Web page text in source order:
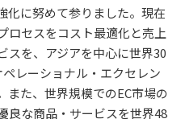
化に努めて参りました。現在
ロセスをコスト最適化と売上
スを、アジアを中心に世界30
レーショナル・エクセレン
また、世界規模でのEC市場の
良な商品・サービスを世界48